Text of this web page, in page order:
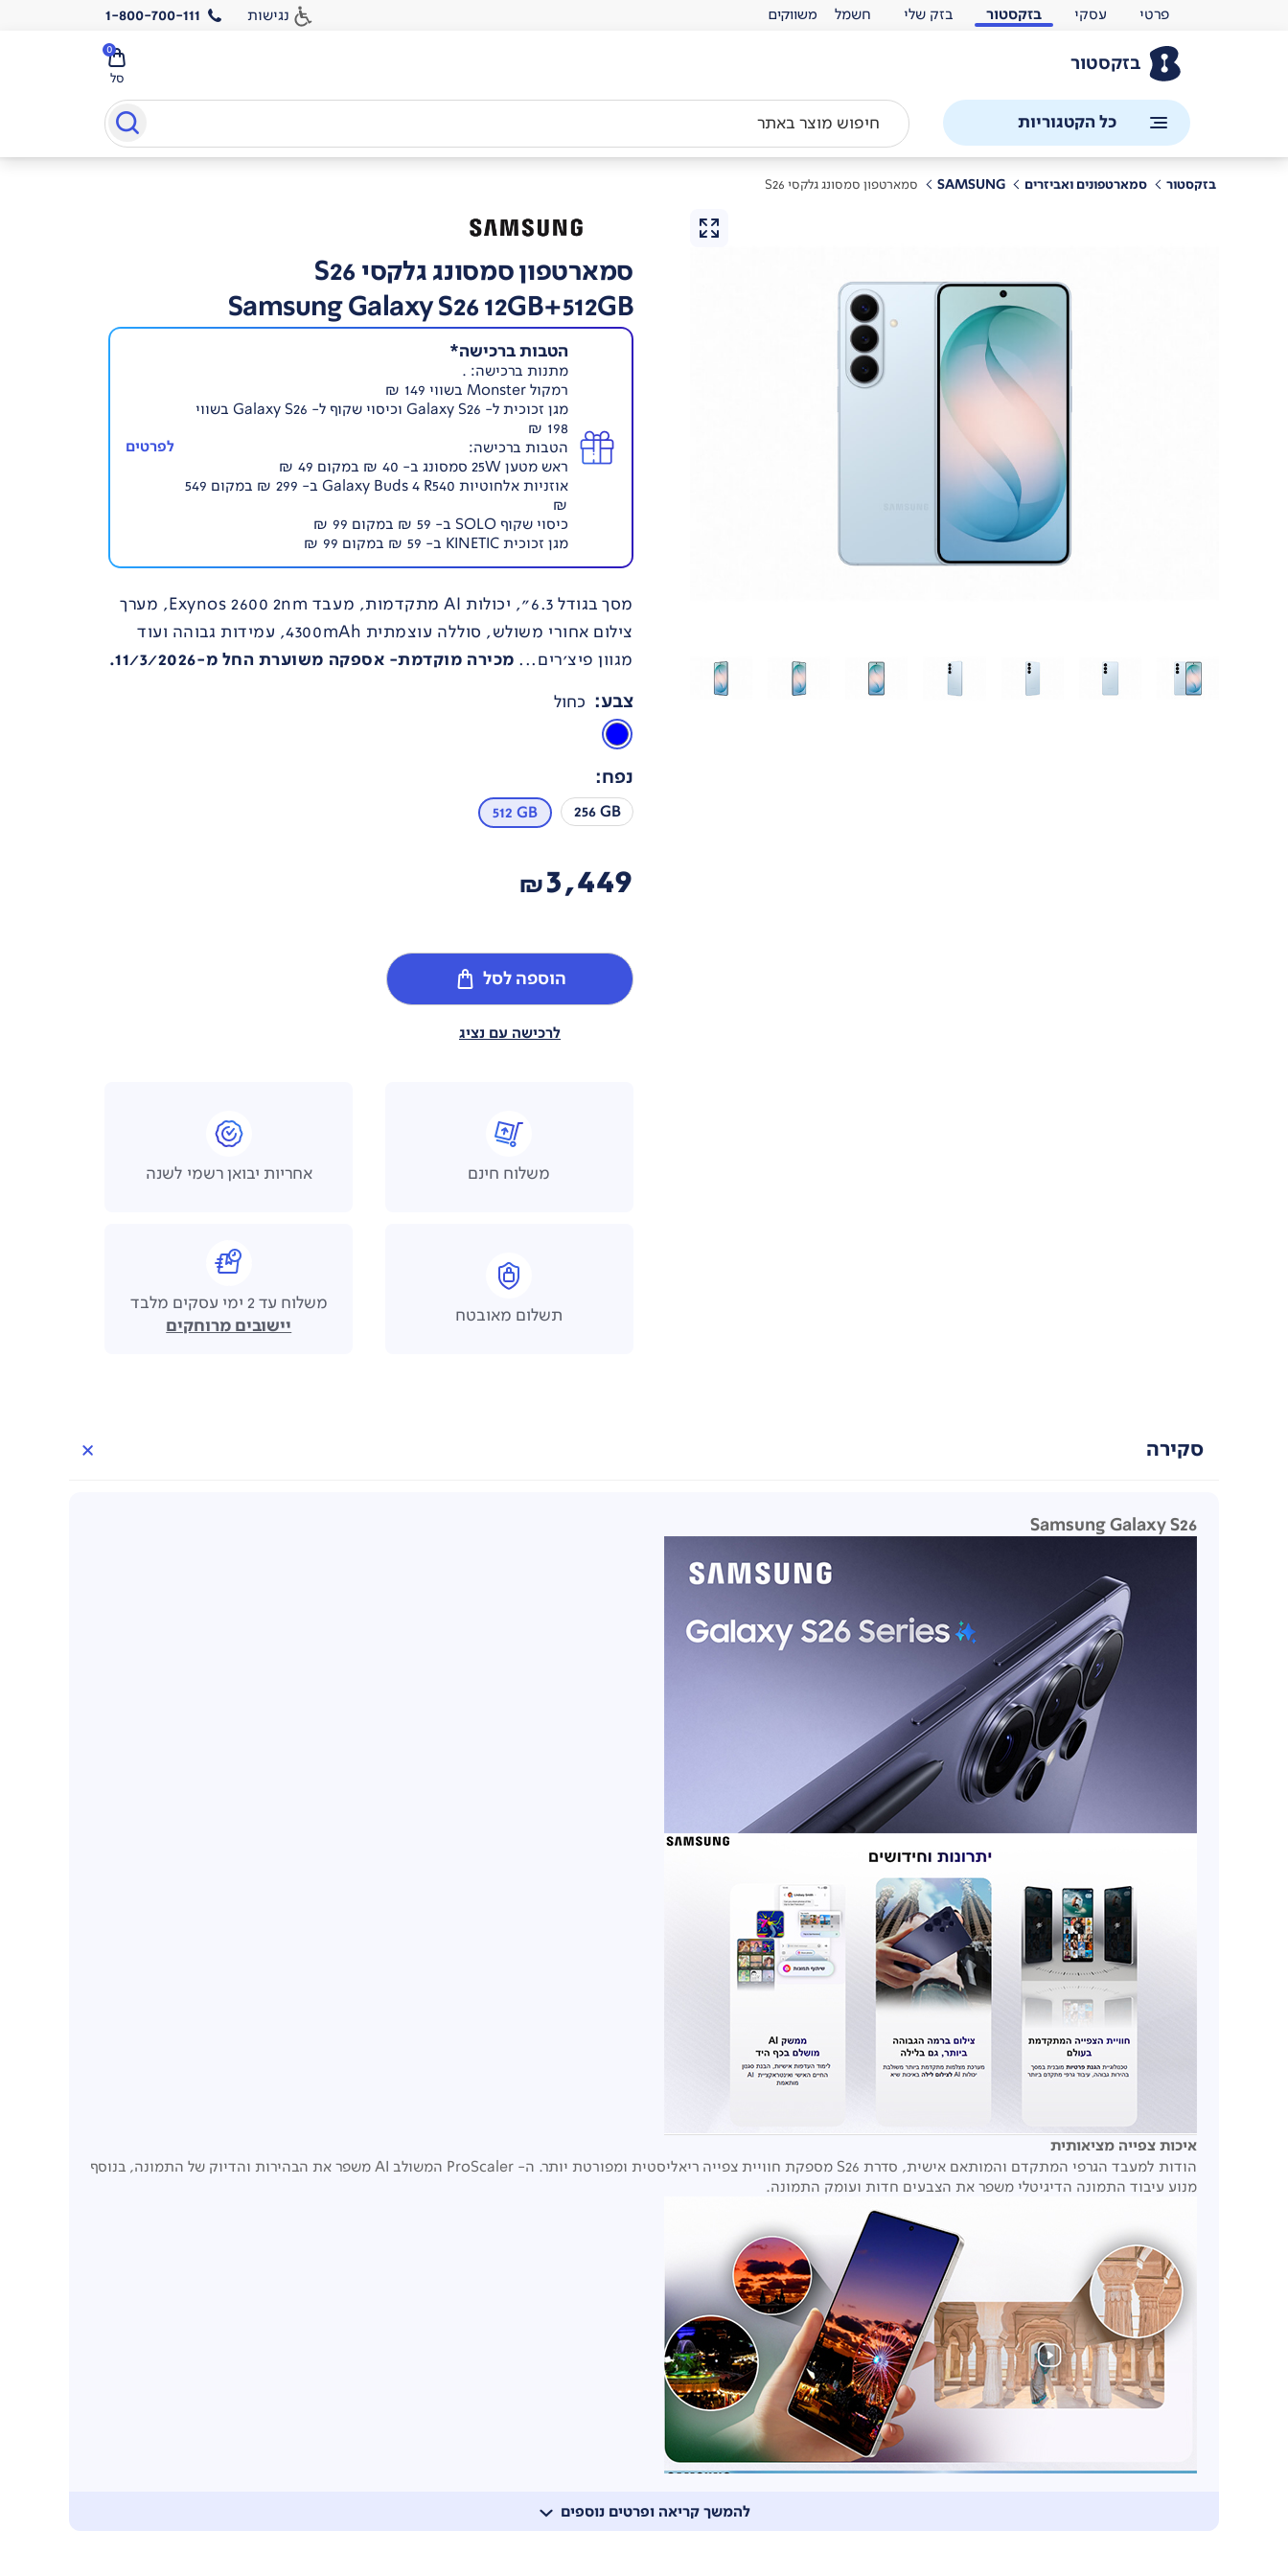
פרטי עסקי בזקסטור בזק שלי חשמל נגישות 1-800-700-111
בזקסטור
סל
0
כל הקטגוריות
בזקסטור סמארטפונים ואביזרים SAMSUNG סמארטפון סמסונג גלקסי S26
סמארטפון סמסונג גלקסי S26
Samsung Galaxy S26 12GB+512GB
הטבות ברכישה*
מתנות ברכישה: .
רמקול Monster בשווי 149 ₪
מגן זכוכית ל- Galaxy S26 וכיסוי שקוף ל- Galaxy S26 בשווי
198 ₪
הטבות ברכישה:
ראש מטען 25W סמסונג ב- 40 ₪ במקום 49 ₪
אוזניות אלחוטיות Galaxy Buds 4 R540 ב- 299 ₪ במקום 549
₪
כיסוי שקוף SOLO ב- 59 ₪ במקום 99 ₪
מגן זכוכית KINETIC ב- 59 ₪ במקום 99 ₪
לפרטים
מסך בגודל 6.3", יכולות AI מתקדמות, מעבד Exynos 2600 2nm, מערך
צילום אחורי משולש, סוללה עוצמתית 4300mAh, עמידות גבוהה ועוד
מגוון פיצ'רים... מכירה מוקדמת- אספקה משוערת החל מ-11/3/2026.
צבע: כחול
נפח:
256 GB
512 GB
3,449
₪
הוספה לסל
לרכישה עם נציג
משלוח חינם אחריות יבואן רשמי לשנה
תשלום מאובטח
משלוח עד 2 ימי עסקים מלבד
יישובים מרוחקים
סקירה
להמשך קריאה ופרטים נוספים
Samsung Galaxy S26
איכות צפייה מציאותית
הודות למעבד הגרפי המתקדם והמותאם אישית, סדרת S26
מספקת חוויית צפייה ריאליסטית ומפורטת יותר. ה- ProScaler המשולב AI משפר את הבהירות והדיוק של התמונה, בנוסף
מנוע עיבוד התמונה הדיגיטלי משפר את הצבעים חדות ועומק התמונה.
משווקים